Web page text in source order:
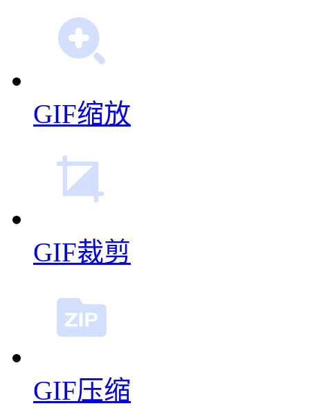
GIF缩放
GIF裁剪
GIF压缩